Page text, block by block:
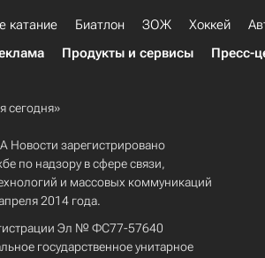
катание Биатлон ЗОЖ Хоккей
Продукты и сервисы Пресс-
сегодня»
Новости зарегистрировано
по надзору в сфере связи,
и массовых коммуникаций
2014 года.
Эл № ФС77-57640
государственное унитарное